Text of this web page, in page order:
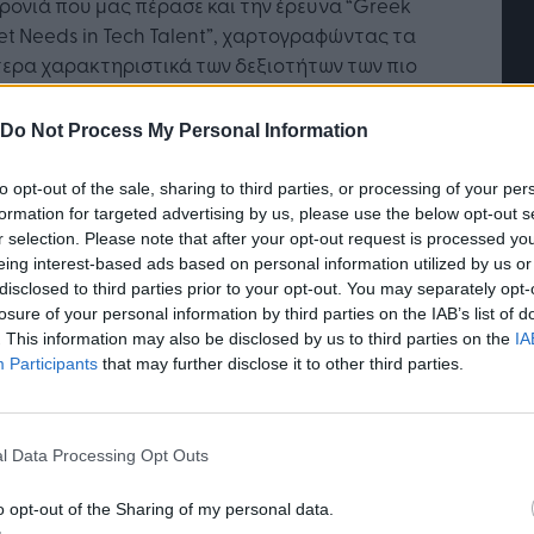
Do Not Process My Personal Information
opt-out of the sale, sharing to third parties, or processing of your
for targeted advertising by us, please use the below opt-out
selection. Please note that after your opt-out request is processed
interest-based ads based on personal information utilized by us
to third parties prior to your opt-out. You may separately
of your personal information by third parties on the IAB’s list of
This information may also be disclosed by us to third parties on the
Participants that may further disclose it to other third parties.
Data Processing Opt Outs
opt-out of the Sharing of my personal data.
Needs in Tech Talent”, χαρτογραφώντας τα
χαρακτηριστικά των δεξιοτήτων των πιο
προγραμματιστών από εταιρείες.
του οργανισμού στράφηκε,
και στο κομμάτι της εκπαίδευσης των
καθώς 2.187 εκπαιδευτικοί συμμετείχαν το
προγράμματά της, επιβεβαιώνοντας ότι
η ώρα για την εξέλιξη της εκπαίδευσης.
να σημειωθεί ότι ο οργανισμός
μέσα στην προηγούμενη χρονιά και
«Ο ψηφιακός μετασχηματισμός της
συμπεράσματα σχετικά με τις
ιδιωτικής και δημόσιας, αλλά και μεταξύ
Νοημοσύνη: το νέο
Οι προσλήψεις αλλάζουν: To
«σύμμαχος» για κάθε
επιχείρηση και εργαζόμενο